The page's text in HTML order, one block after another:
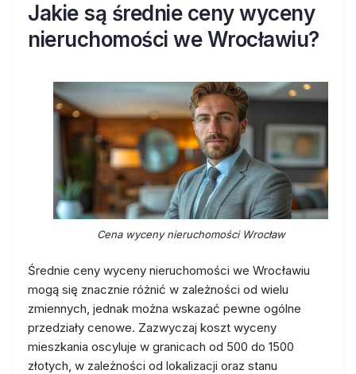
Jakie są średnie ceny wyceny
nieruchomości we Wrocławiu?
Cena wyceny nieruchomości Wrocław
Średnie ceny wyceny nieruchomości we Wrocławiu
mogą się znacznie różnić w zależności od wielu
zmiennych, jednak można wskazać pewne ogólne
przedziały cenowe. Zazwyczaj koszt wyceny
mieszkania oscyluje w granicach od 500 do 1500
złotych, w zależności od lokalizacji oraz stanu